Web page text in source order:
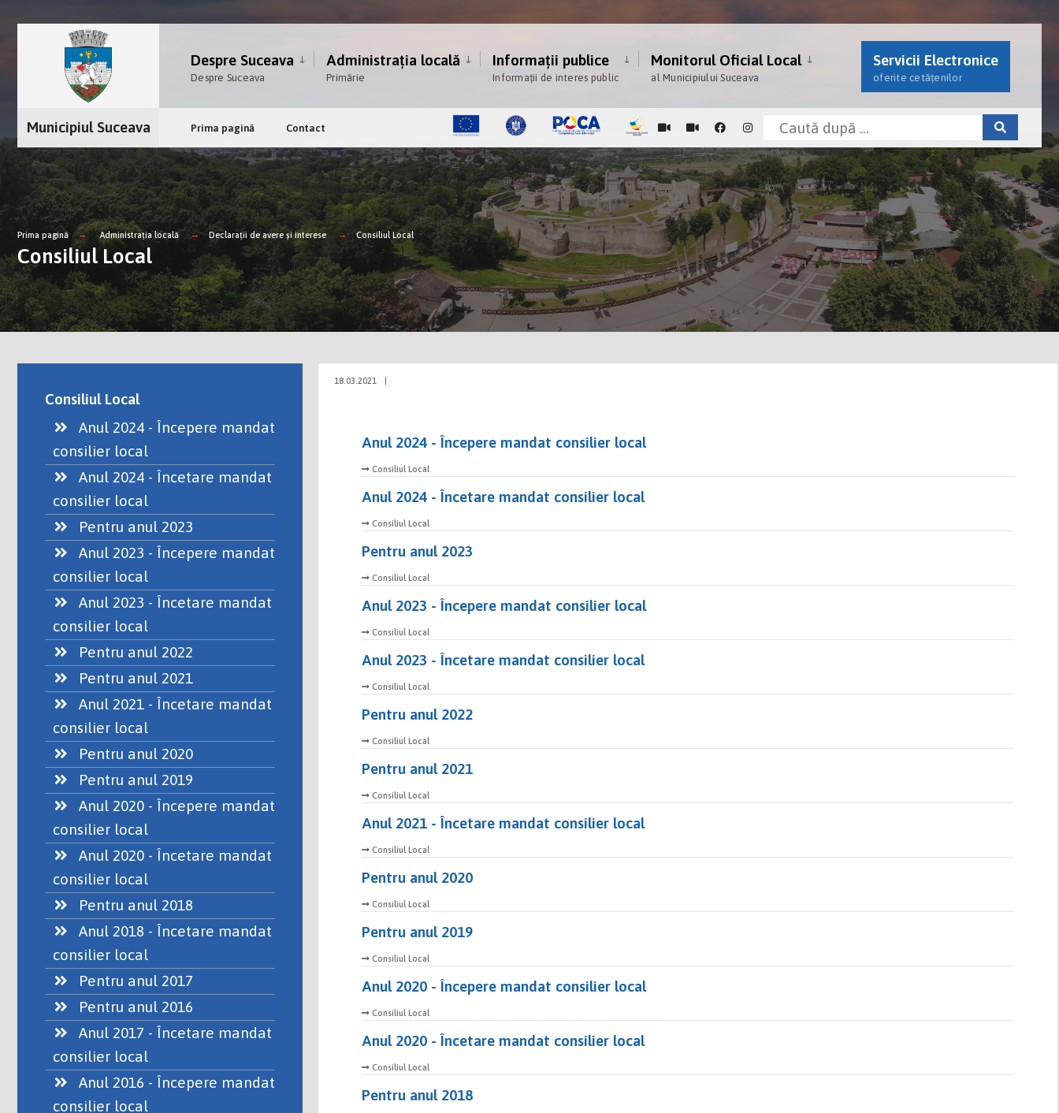
Despre Suceava
Despre Suceava
Administrația locală
Primărie
Informații publice
Informații de interes public
Monitorul Oficial Local
al Municipiului Suceava
Servicii Electronice
oferite cetățenilor
Municipiul Suceava Prima pagină Contact
Prima pagină Administrația locală Declarații de avere și interese Consiliul Local
Consiliul Local
18.03.2021
Anul 2024 - Începere mandat consilier local
Consiliul Local
Anul 2024 - Încetare mandat consilier local
Consiliul Local
Pentru anul 2023
Consiliul Local
Anul 2023 - Începere mandat consilier local
Consiliul Local
Anul 2023 - Încetare mandat consilier local
Consiliul Local
Pentru anul 2022
Consiliul Local
Pentru anul 2021
Consiliul Local
Anul 2021 - Încetare mandat consilier local
Consiliul Local
Pentru anul 2020
Consiliul Local
Pentru anul 2019
Consiliul Local
Anul 2020 - Începere mandat consilier local
Consiliul Local
Anul 2020 - Încetare mandat consilier local
Consiliul Local
Pentru anul 2018
Consiliul Local
Anul 2024 - Începere mandat
consilier local
Anul 2024 - Încetare mandat
consilier local
Pentru anul 2023
Anul 2023 - Începere mandat
consilier local
Anul 2023 - Încetare mandat
consilier local
Pentru anul 2022
Pentru anul 2021
Anul 2021 - Încetare mandat
consilier local
Pentru anul 2020
Pentru anul 2019
Anul 2020 - Începere mandat
consilier local
Anul 2020 - Încetare mandat
consilier local
Pentru anul 2018
Anul 2018 - Încetare mandat
consilier local
Pentru anul 2017
Pentru anul 2016
Anul 2017 - Încetare mandat
consilier local
Anul 2016 - Începere mandat
consilier local